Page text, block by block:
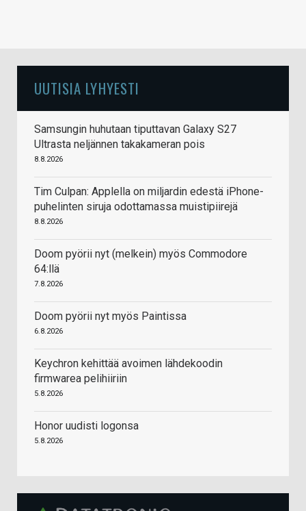
UUTISIA LYHYESTI
Samsungin huhutaan tiputtavan Galaxy S27
Ultrasta neljännen takakameran pois
8.8.2026
Tim Culpan: Applella on miljardin edestä iPhone-
puhelinten siruja odottamassa muistipiirejä
8.8.2026
Doom pyörii nyt (melkein) myös Commodore
64:llä
7.8.2026
Doom pyörii nyt myös Paintissa
6.8.2026
Keychron kehittää avoimen lähdekoodin
firmwarea pelihiiriin
5.8.2026
Honor uudisti logonsa
5.8.2026